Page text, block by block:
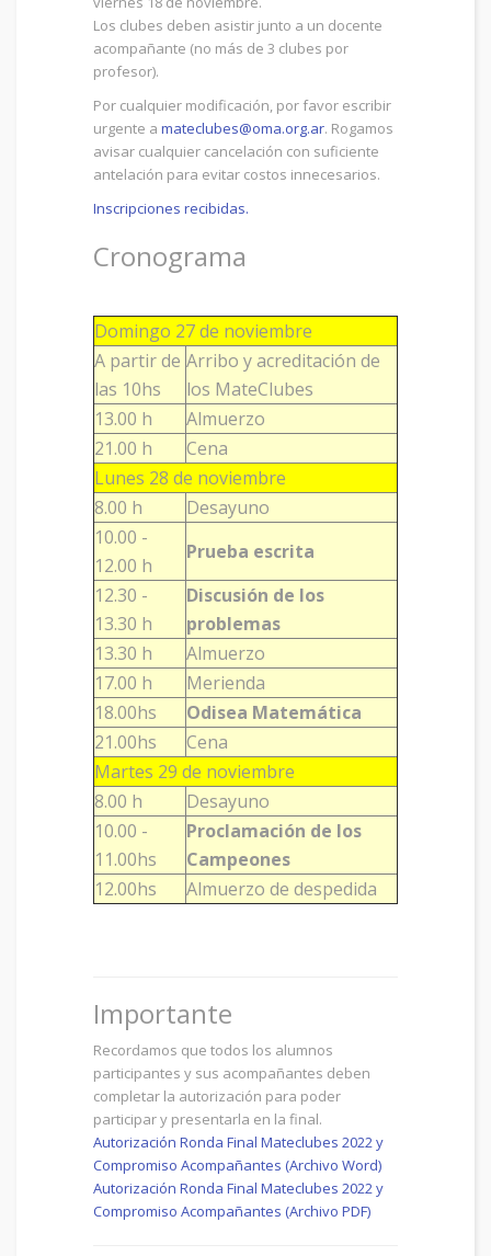
Los clubes deben asistir junto a un docente
acompañante (no más de 3 clubes por
profesor).
Por cualquier modificación, por favor escribir
urgente a mateclubes@oma.org.ar. Rogamos
avisar cualquier cancelación con suficiente
antelación para evitar costos innecesarios.
Inscripciones recibidas.
Cronograma
Domingo 27 de noviembre
A partir de
las 10hs
Arribo y acreditación de
los MateClubes
13.00 h
Almuerzo
21.00 h
Cena
Lunes 28 de noviembre
8.00 h
Desayuno
10.00 -
12.00 h
Prueba escrita
12.30 -
13.30 h
Discusión de los
problemas
13.30 h
Almuerzo
17.00 h
Merienda
18.00hs
Odisea Matemática
21.00hs
Cena
Martes 29 de noviembre
8.00 h
Desayuno
10.00 -
11.00hs
Proclamación de los
Campeones
12.00hs
Almuerzo de despedida
Importante
Recordamos que todos los alumnos
participantes y sus acompañantes deben
completar la autorización para poder
participar y presentarla en la final.
Autorización Ronda Final Mateclubes 2022 y
Compromiso Acompañantes (Archivo Word)
Autorización Ronda Final Mateclubes 2022 y
Compromiso Acompañantes (Archivo PDF)